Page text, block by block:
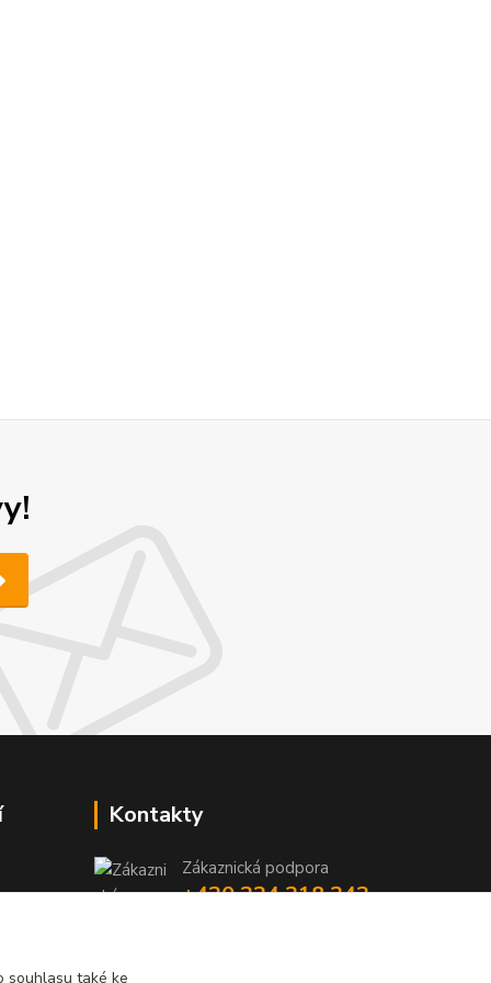
Kontakty
Zákaznická podpora
+420 224 318 342
souhlasu také ke